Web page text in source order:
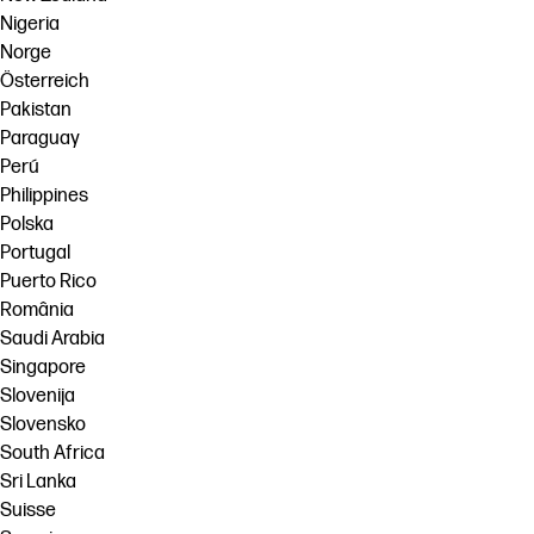
Nigeria
Norge
Österreich
Pakistan
Paraguay
Perú
Philippines
Polska
Portugal
Puerto Rico
România
Saudi Arabia
Singapore
Slovenija
Slovensko
South Africa
Sri Lanka
Suisse